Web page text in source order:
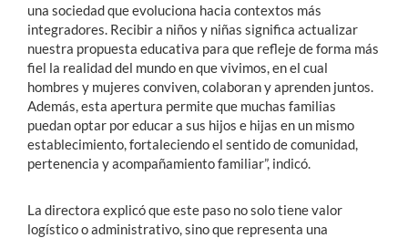
una sociedad que evoluciona hacia contextos más
integradores. Recibir a niños y niñas significa actualizar
nuestra propuesta educativa para que refleje de forma más
fiel la realidad del mundo en que vivimos, en el cual
hombres y mujeres conviven, colaboran y aprenden juntos.
Además, esta apertura permite que muchas familias
puedan optar por educar a sus hijos e hijas en un mismo
establecimiento, fortaleciendo el sentido de comunidad,
pertenencia y acompañamiento familiar”, indicó.
La directora explicó que este paso no solo tiene valor
logístico o administrativo, sino que representa una